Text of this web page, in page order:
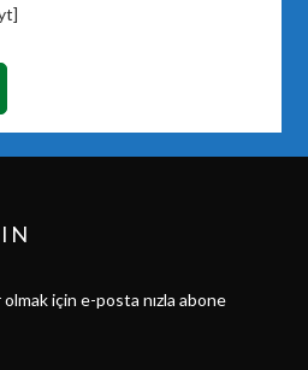
için e-posta nızla abone